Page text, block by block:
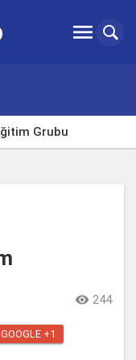

Grubu
doldurma sorunu
 244
GOOGLE +1